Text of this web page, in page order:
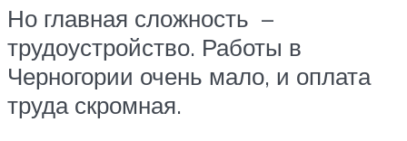
Но главная сложность –
трудоустройство. Работы в
Черногории очень мало, и оплата
труда скромная.